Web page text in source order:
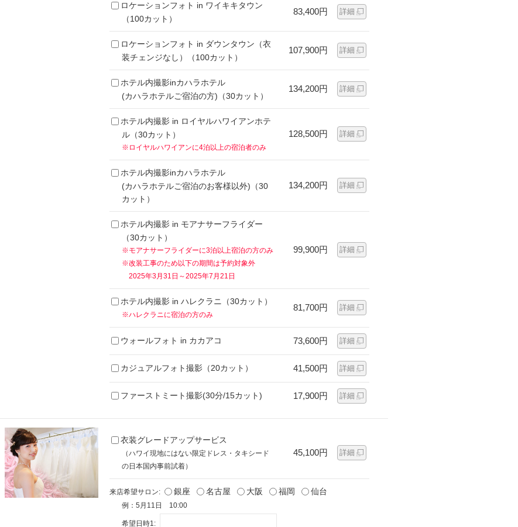
ロケーションフォト in ワイキキタウン
（100カット）
83,400円 詳細
ロケーションフォト in ダウンタウン（衣
装チェンジなし）（100カット）
107,900円 詳細
ホテル内撮影inカハラホテル
(カハラホテルご宿泊の方)（30カット）
134,200円 詳細
ホテル内撮影 in ロイヤルハワイアンホテ
ル（30カット）
※ロイヤルハワイアンに4泊以上の宿泊者のみ
128,500円 詳細
ホテル内撮影inカハラホテル
(カハラホテルご宿泊のお客様以外)（30
カット）
134,200円 詳細
ホテル内撮影 in モアナサーフライダー
（30カット）
※モアナサーフライダーに3泊以上宿泊の方のみ
※改装工事のため以下の期間は予約対象外
2025年3月31日～2025年7月21日
99,900円 詳細
ホテル内撮影 in ハレクラニ（30カット）
※ハレクラニに宿泊の方のみ
81,700円 詳細
ウォールフォト in カカアコ 73,600円 詳細
カジュアルフォト撮影（20カット） 41,500円 詳細
ファーストミート撮影(30分/15カット) 17,900円 詳細
衣装グレードアップサービス
（ハワイ現地にはない限定ドレス・タキシード
の日本国内事前試着）
45,100円 詳細
来店希望サロン: 銀座 名古屋 大阪 福岡 仙台
例：5月11日 10:00
希望日時1: